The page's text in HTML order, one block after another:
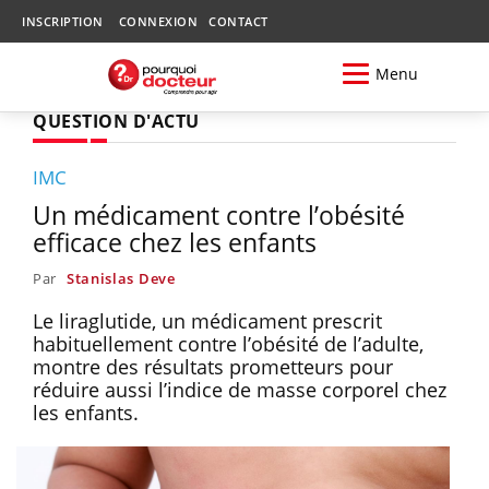
INSCRIPTION CONNEXION CONTACT
Menu
QUESTION D'ACTU
IMC
Un médicament contre l’obésité
efficace chez les enfants
Par Stanislas Deve
Le liraglutide, un médicament prescrit
habituellement contre l’obésité de l’adulte,
montre des résultats prometteurs pour
réduire aussi l’indice de masse corporel chez
les enfants.